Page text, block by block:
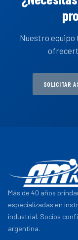
Nuestro equipo
SOLICITAR
Más de 40 años
especializadas en
industrial. Socios
argentina.